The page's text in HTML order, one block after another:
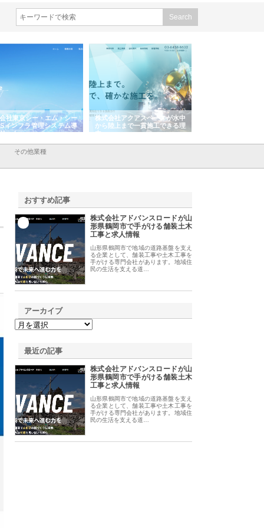
株式会社アクアスペースが水中
から陸上まで一貫施工できる理
由
株式会社地盤調査事務所が選ば
れ続ける理由と建設コンサルの
強み
その他業種
おすすめ記事
株式会社アドバンスロードが山
形県鶴岡市で手がける舗装土木
工事と求人情報
山形県鶴岡市で地域の道路基盤を支え
る企業として、舗装工事や土木工事を
手がける専門会社があります。地域住
民の生活を支える道…
アーカイブ
最近の記事
株式会社アドバンスロードが山
形県鶴岡市で手がける舗装土木
工事と求人情報
山形県鶴岡市で地域の道路基盤を支え
る企業として、舗装工事や土木工事を
手がける専門会社があります。地域住
民の生活を支える道…